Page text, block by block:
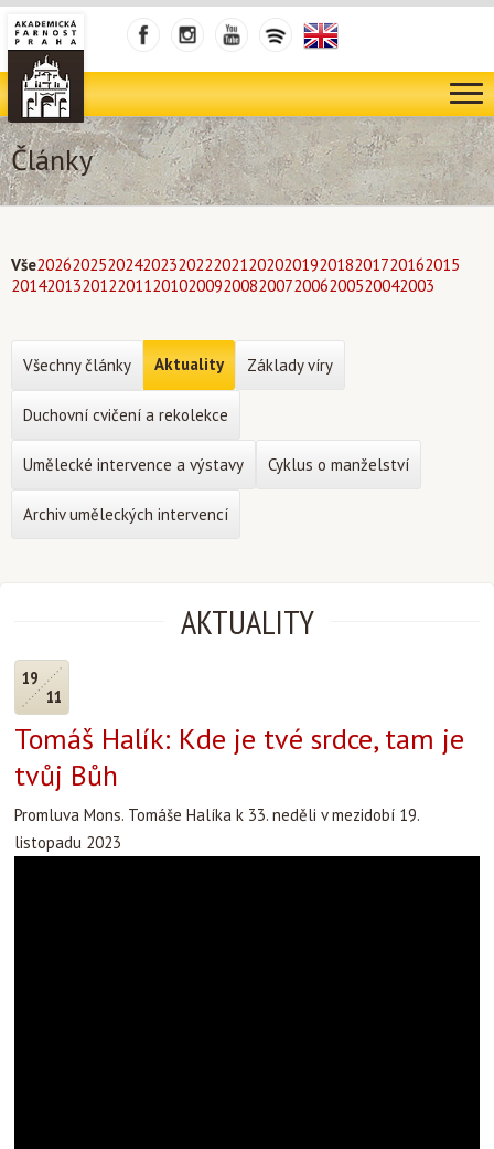
Články
Vše202620252024202320222021202020192018201720162015
201420132012201120102009200820072006200520042003
AKTUALITY
19
11
Tomáš Halík: Kde je tvé srdce, tam je
tvůj Bůh
Promluva Mons. Tomáše Halíka k 33. neděli v mezidobí 19.
listopadu 2023
Všechny články Aktuality Základy víry
Duchovní cvičení a rekolekce
Umělecké intervence a výstavy Cyklus o manželství
Archiv uměleckých intervencí